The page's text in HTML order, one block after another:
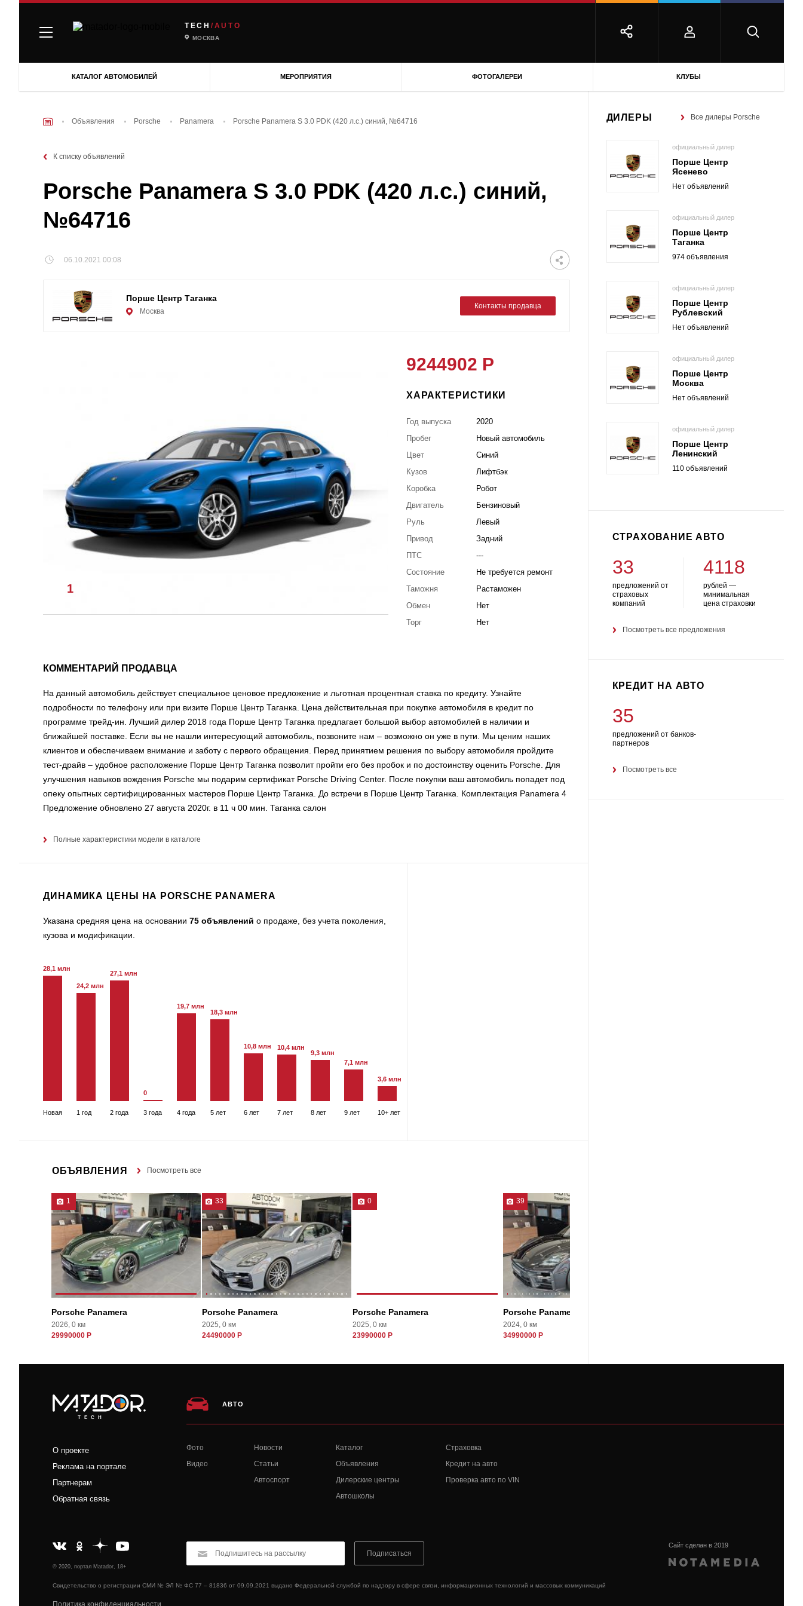
TECH /AUTO
МОСКВА
КАТАЛОГ АВТОМОБИЛЕЙ МЕРОПРИЯТИЯ ФОТОГАЛЕРЕИ КЛУБЫ
Объявления Porsche Panamera Porsche Panamera S 3.0 PDK (420 л.с.) синий, №64716
К списку объявлений
Porsche Panamera S 3.0 PDK (420 л.с.) синий,
№64716
06.10.2021 00:08
Порше Центр Таганка
Москва
Контакты продавца
1
9244902 Р
ХАРАКТЕРИСТИКИ
Год выпуска
2020
Пробег
Новый автомобиль
Цвет
Синий
Кузов
Лифтбэк
Коробка
Робот
Двигатель
Бензиновый
Руль
Левый
Привод
Задний
ПТС
---
Состояние
Не требуется ремонт
Таможня
Растаможен
Обмен
Нет
Торг
Нет
КОММЕНТАРИЙ ПРОДАВЦА
На данный автомобиль действует специальное ценовое предложение и льготная процентная ставка по кредиту. Узнайте
подробности по телефону или при визите Порше Центр Таганка. Цена действительная при покупке автомобиля в кредит по
программе трейд-ин. Лучший дилер 2018 года Порше Центр Таганка предлагает большой выбор автомобилей в наличии и
ближайшей поставке. Если вы не нашли интересующий автомобиль, позвоните нам – возможно он уже в пути. Мы ценим наших
клиентов и обеспечиваем внимание и заботу с первого обращения. Перед принятием решения по выбору автомобиля пройдите
тест-драйв – удобное расположение Порше Центр Таганка позволит пройти его без пробок и по достоинству оценить Porsche. Для
улучшения навыков вождения Porsche мы подарим сертификат Porsche Driving Center. После покупки ваш автомобиль попадет под
опеку опытных сертифицированных мастеров Порше Центр Таганка. До встречи в Порше Центр Таганка. Комплектация Panamera 4
Предложение обновлено 27 августа 2020г. в 11 ч 00 мин. Таганка салон
Полные характеристики модели в каталоге
ДИНАМИКА ЦЕНЫ НА PORSCHE PANAMERA
Указана средняя цена на основании 75 объявлений о продаже, без учета поколения,
кузова и модификации.
28,1 млн
Новая
24,2 млн
1 год
27,1 млн
2 года
0
3 года
19,7 млн
4 года
18,3 млн
5 лет
10,8 млн
6 лет
10,4 млн
7 лет
9,3 млн
8 лет
7,1 млн
9 лет
3,6 млн
10+ лет
ОБЪЯВЛЕНИЯ Посмотреть все
1
Porsche Panamera
2026, 0 км
29990000 Р
33
Porsche Panamera
2025, 0 км
24490000 Р
0
Porsche Panamera
2025, 0 км
23990000 Р
39
Porsche Panamera
2024, 0 км
34990000 Р
ДИЛЕРЫ Все дилеры Porsche
официальный дилер
Порше Центр
Ясенево
Нет объявлений
официальный дилер
Порше Центр
Таганка
974 объявления
официальный дилер
Порше Центр
Рублевский
Нет объявлений
официальный дилер
Порше Центр
Москва
Нет объявлений
официальный дилер
Порше Центр
Ленинский
110 объявлений
СТРАХОВАНИЕ АВТО
33
предложений от
страховых
компаний
4118
рублей —
минимальная
цена страховки
Посмотреть все предложения
КРЕДИТ НА АВТО
35
предложений от банков-
партнеров
Посмотреть все
TECH
О проекте
Реклама на портале
Партнерам
Обратная связь
АВТО
Фото
Видео
Новости
Статьи
Автоспорт
Каталог
Объявления
Дилерские центры
Автошколы
Страховка
Кредит на авто
Проверка авто по VIN
© 2020, портал Matador, 18+
Свидетельство о регистрации СМИ № ЭЛ № ФС 77 – 81836 от 09.09.2021 выдано Федеральной службой по надзору в сфере связи, информационных технологий и массовых коммуникаций
Политика конфиденциальности
Подписаться
Сайт сделан в 2019